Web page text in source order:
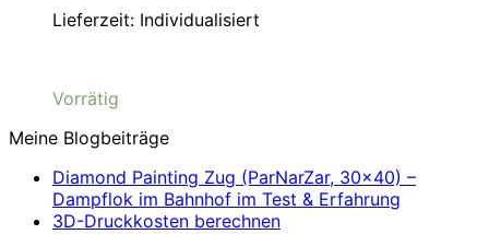
Lieferzeit: Individualisiert
Vorrätig
Meine Blogbeiträge
Diamond Painting Zug (ParNarZar, 30×40) –
Dampflok im Bahnhof im Test & Erfahrung
3D-Druckkosten berechnen